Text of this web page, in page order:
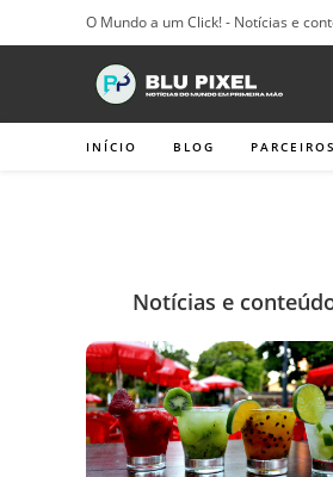
para
O Mundo a um Click! - Notícias e
INÍCIO BLOG PARCEIROS
Notícias e